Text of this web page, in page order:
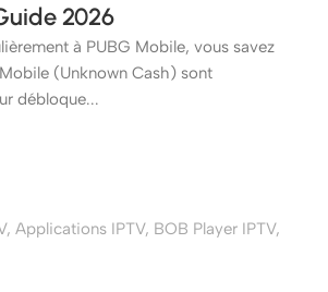
2026
à PUBG Mobile, vous savez
(Unknown Cash) sont
débloque...
, Applications IPTV, BOB Player IPTV,